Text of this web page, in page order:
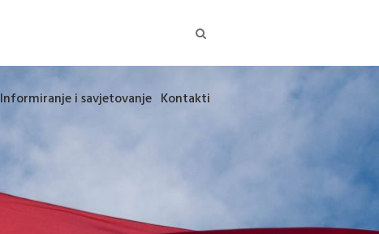
Informiranje i savjetovanje Kontakti